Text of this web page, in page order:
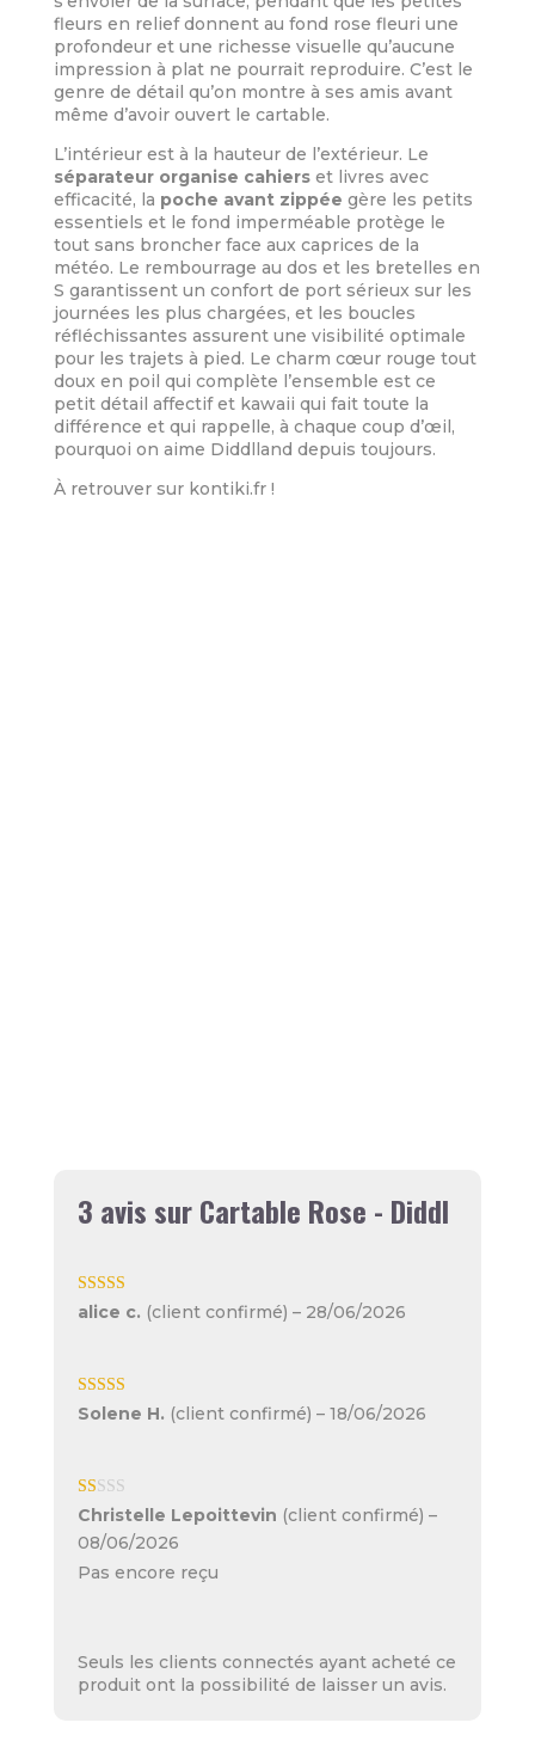
fleurs en relief donnent au fond rose fleuri une
profondeur et une richesse visuelle qu’aucune
impression à plat ne pourrait reproduire. C’est le
genre de détail qu’on montre à ses amis avant
même d’avoir ouvert le cartable.
L’intérieur est à la hauteur de l’extérieur. Le
séparateur organise cahierset livres avec
efficacité, la poche avant zippée gère les petits
essentiels et le fond imperméable protège le
tout sans broncher face aux caprices de la
météo. Le rembourrage au dos et les bretelles en
S garantissent un confort de port sérieux sur les
journées les plus chargées, et les boucles
réfléchissantes assurent une visibilité optimale
pour les trajets à pied. Le charm cœur rouge tout
doux en poil qui complète l’ensemble est ce
petit détail affectif et kawaii qui fait toute la
différence et qui rappelle, à chaque coup d’œil,
pourquoi on aime Diddlland depuis toujours.
À retrouver sur kontiki.fr !
3 avis surCartable Rose - Diddl
Note5 sur 5
alice c. (client confirmé) – 28/06/2026
Note5sur 5
Solene H. (client confirmé) – 18/06/2026
N
e
su
Christelle Lepoittevin (client confirmé) –
08/06/2026
Pas encore reçu
Seuls les clients connectés ayant acheté ce
produit ont la possibilité de laisser un avis.